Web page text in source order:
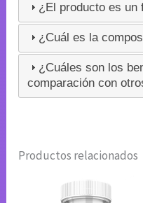
¿El producto es un
¿Cuál es la
¿Cuáles son los
comparación con
Productos relacionados